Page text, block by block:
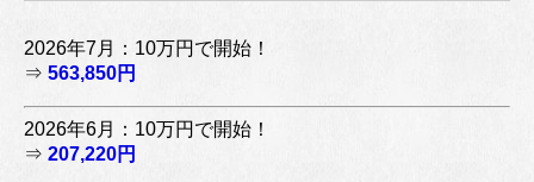
2026年7月：10万円で開始！
⇒ 563,850円
2026年6月：10万円で開始！
⇒ 207,220円